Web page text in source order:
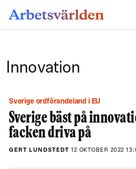
Innovation
Sverige ordförandeland i EU
Sverige bäst på
facken driva på
GERT LUNDSTEDT 12 OKTOBER 2022